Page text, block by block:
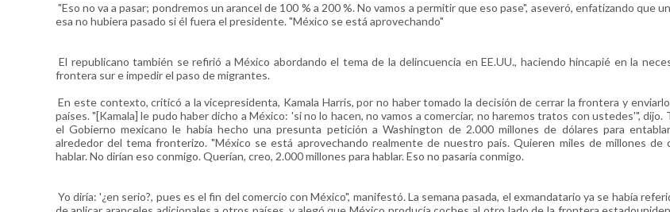
"Eso no va a pasar; pondremos un arancel de 100 % a 200 %. No vamos a permitir que eso pase", aseveró, enfatizando que
esa no hubiera pasado si él fuera el presidente. "México se está aprovechando"
El republicano también se refirió a México abordando el tema de la delincuencia en EE.UU., haciendo hincapié en la
frontera sur e impedir el paso de migrantes.
En este contexto, criticó a la vicepresidenta, Kamala Harris, por no haber tomado la decisión de cerrar la frontera y
países. "[Kamala] le pudo haber dicho a México: 'si no lo hacen, no vamos a comerciar, no haremos tratos con ustedes'", dijo.
el Gobierno mexicano le había hecho una presunta petición a Washington de 2.000 millones de dólares para
alrededor del tema fronterizo. "México se está aprovechando realmente de nuestro país. Quieren miles de millones de
hablar. No dirían eso conmigo. Querían, creo, 2.000 millones para hablar. Eso no pasaría conmigo.
Yo diría: '¿en serio?, pues es el fin del comercio con México", manifestó. La semana pasada, el exmandatario ya se había